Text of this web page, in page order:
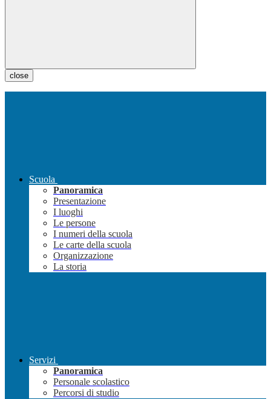
close
Scuola
Panoramica
Presentazione
I luoghi
Le persone
I numeri della scuola
Le carte della scuola
Organizzazione
La storia
Servizi
Panoramica
Personale scolastico
Percorsi di studio